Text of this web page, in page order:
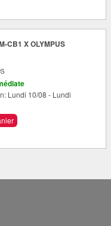
CB1 X OLYMPUS
Lundi 10/08 - Lundi